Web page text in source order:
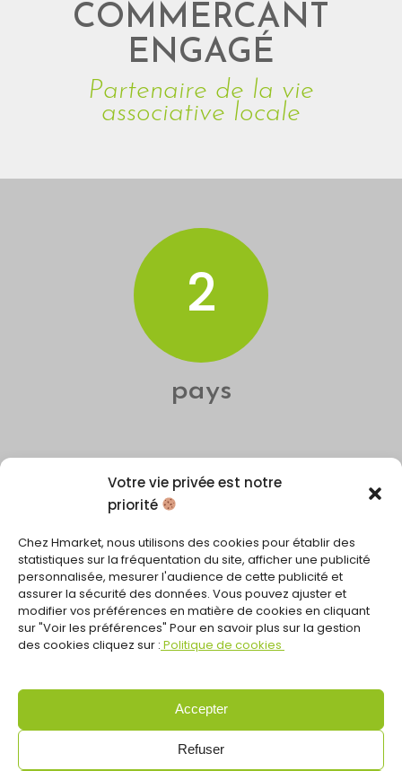
Votre vie privée est notre
priorité
Chez Hmarket, nous utilisons des cookies pour établir des
statistiques sur la fréquentation du site, afficher une publicité
personnalisée, mesurer l'audience de cette publicité et
assurer la sécurité des données. Vous pouvez ajuster et
modifier vos préférences en matière de cookies en cliquant
sur "Voir les préférences" Pour en savoir plus sur la gestion
des cookies cliquez sur : Politique de cookies
Accepter
Refuser
COMMERCANT
ENGAGÉ
Partenaire de la vie
associative locale
2
pays
10
magasins